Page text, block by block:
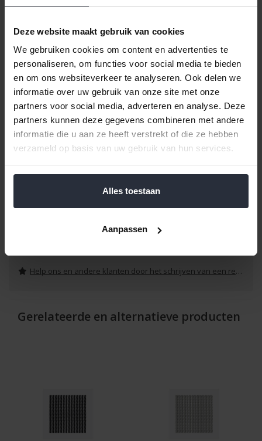
Deze website maakt gebruik van cookies
We gebruiken cookies om content en advertenties te
personaliseren, om functies voor social media te bieden
en om ons websiteverkeer te analyseren. Ook delen we
informatie over uw gebruik van onze site met onze
partners voor social media, adverteren en analyse. Deze
partners kunnen deze gegevens combineren met andere
informatie die u aan ze heeft verstrekt of die ze hebben
verzameld op basis van uw gebruik van hun services.
Alles toestaan
Aanpassen
duurzame oplossing om raamdecoratie professioneel te
Kenmerken:
Gemaakt van stevig en lichtgewicht aluminium
Geschikt voor montage in de dag (binnen het kozijn)
Set bevat meerdere steunen voor volledige ondersteuning
Eenvoudig te installeren
Universeel toepasbaar voor diverse raamdecoraties
Met de Torresol montagesteuntjes kies je voor kwaliteit, gemak
en een strakke afwerking in je interieur. Ideaal voor thuis of
professioneel gebruik.
Help ons en andere klanten door het schrijven van een review
Gerelateerde en alternatieve producten